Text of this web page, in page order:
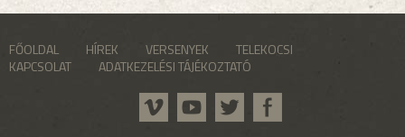
FŐOLDAL HÍREK VERSENYEK
TELEKOCSI
KAPCSOLAT
ADATKEZELÉSI TÁJÉKOZTATÓ